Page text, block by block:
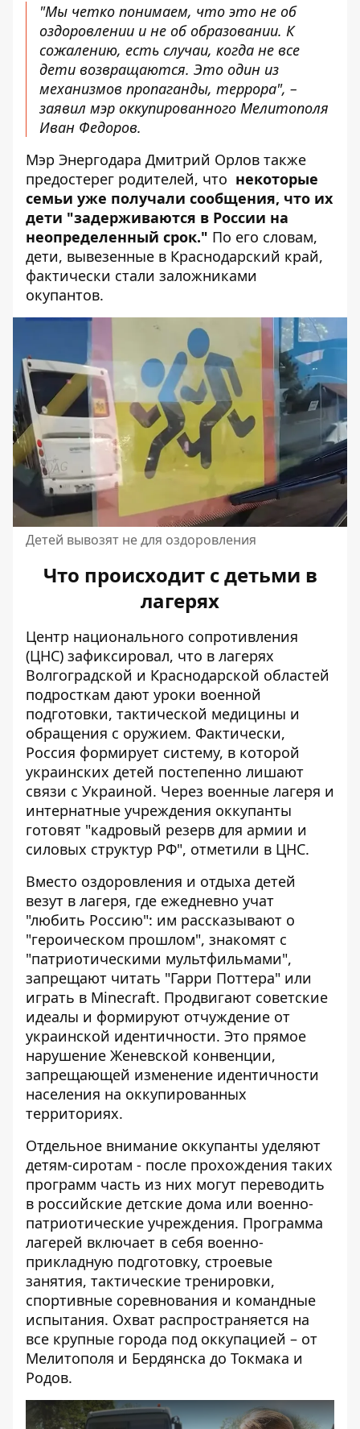
"Мы четко понимаем, что это не об
оздоровлении и не об образовании. К
сожалению, есть случаи, когда не все
дети возвращаются. Это один из
механизмов пропаганды, террора", –
заявил мэр оккупированного Мелитополя
Иван Федоров.
Мэр Энергодара Дмитрий Орлов также
предостерег родителей, что некоторые
семьи уже получали сообщения, что их
дети "задерживаются в России на
неопределенный срок." По его словам,
дети, вывезенные в Краснодарский край,
фактически стали заложниками
окупантов.
Детей вывозят не для оздоровления
Что происходит с детьми в
лагерях
Центр национального сопротивления
(ЦНС) зафиксировал, что в лагерях
Волгоградской и Краснодарской областей
подросткам дают уроки военной
подготовки, тактической медицины и
обращения с оружием. Фактически,
Россия формирует систему, в которой
украинских детей постепенно лишают
связи с Украиной. Через военные лагеря и
интернатные учреждения оккупанты
готовят "кадровый резерв для армии и
силовых структур РФ", отметили в ЦНС.
Вместо оздоровления и отдыха детей
везут в лагеря, где ежедневно учат
"любить Россию": им рассказывают о
"героическом прошлом", знакомят с
"патриотическими мультфильмами",
запрещают читать "Гарри Поттера" или
играть в Minecraft. Продвигают советские
идеалы и формируют отчуждение от
украинской идентичности. Это прямое
нарушение Женевской конвенции,
запрещающей изменение идентичности
населения на оккупированных
территориях.
Отдельное внимание оккупанты уделяют
детям-сиротам - после прохождения таких
программ часть из них могут переводить
в российские детские дома или военно-
патриотические учреждения. Программа
лагерей включает в себя военно-
прикладную подготовку, строевые
занятия, тактические тренировки,
спортивные соревнования и командные
испытания. Охват распространяется на
все крупные города под оккупацией – от
Мелитополя и Бердянска до Токмака и
Родов.